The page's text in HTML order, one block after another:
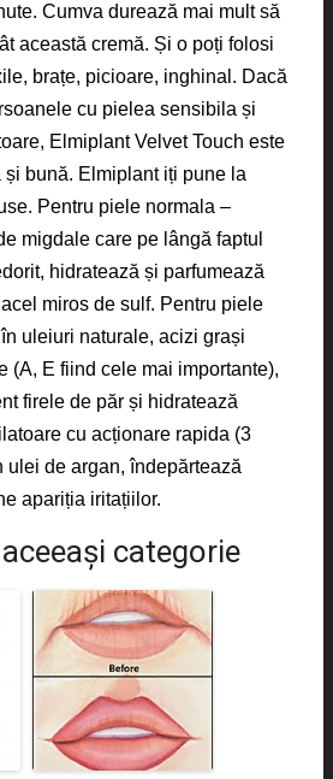
Cumva durează mai mult să
această cremă. Și o poți folosi
brațe, picioare, inghinal. Dacă
cu pielea sensibila și
Elmiplant Velvet Touch este
bună. Elmiplant iți pune la
Pentru piele normala –
migdale care pe lângă faptul
hidratează și parfumează
miros de sulf. Pentru piele
uleiuri naturale, acizi grași
(A, E fiind cele mai importante),
firele de păr și hidratează
cu acționare rapida (3
ulei de argan, îndepărtează
apariția iritațiilor.
categorie